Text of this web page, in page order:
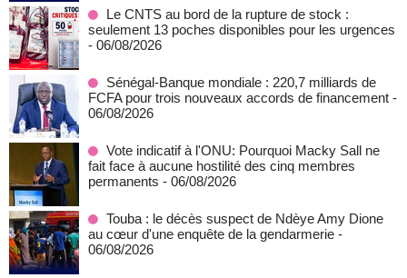
Le CNTS au bord de la rupture de stock :
seulement 13 poches disponibles pour les urgences
- 06/08/2026
Sénégal-Banque mondiale : 220,7 milliards de
FCFA pour trois nouveaux accords de financement -
06/08/2026
Vote indicatif à l'ONU: Pourquoi Macky Sall ne
fait face à aucune hostilité des cinq membres
permanents - 06/08/2026
Touba : le décès suspect de Ndèye Amy Dione
au cœur d'une enquête de la gendarmerie -
06/08/2026